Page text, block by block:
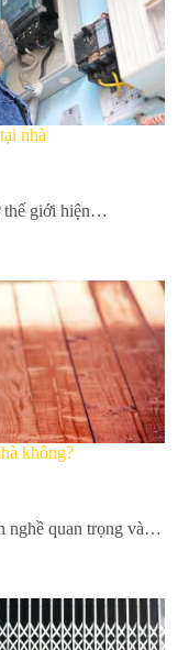
nhà
thế giới hiện…
không?
nghề quan trọng và…